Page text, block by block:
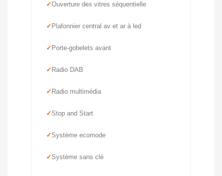
Ouverture des vitres séquentielle
Plafonnier central av et ar à led
Porte-gobelets avant
Radio DAB
Radio multimédia
Stop and Start
Système ecomode
Système sans clé